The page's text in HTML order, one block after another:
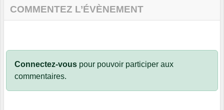
COMMENTEZ L’ÉVÈNEMENT
Connectez-vous pour pouvoir participer aux
commentaires.